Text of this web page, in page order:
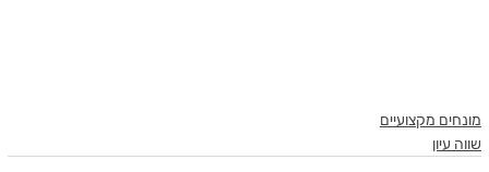
מונחים מקצועיים
שווה עיון